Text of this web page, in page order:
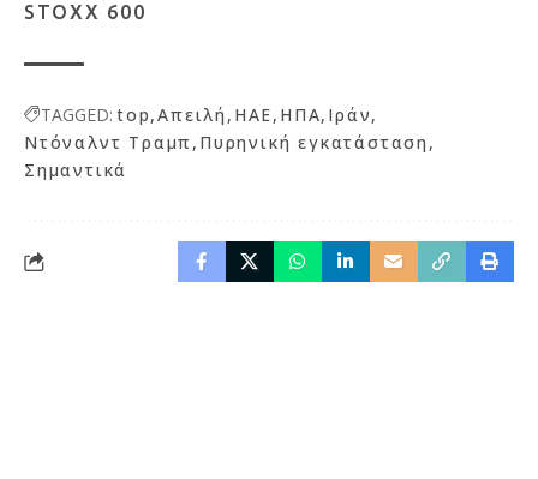
STOXX 600
TAGGED: top Απειλή ΗΑΕ ΗΠΑ Ιράν
Ντόναλντ Τραμπ Πυρηνική εγκατάσταση
Σημαντικά